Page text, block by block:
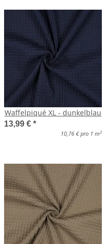
Waffelpiqué XL - dunkelblau
13,99 € *
10,76 € pro 1 m 2